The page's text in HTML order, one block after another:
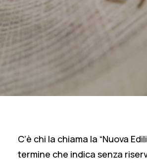
C’è chi la chiama la “Nuova
termine che indica senza